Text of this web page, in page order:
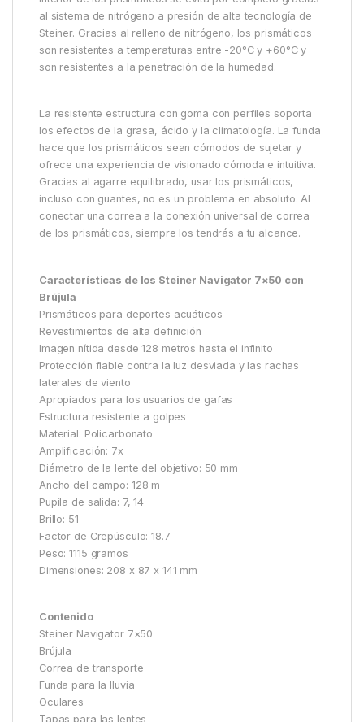
al sistema de nitrógeno a presión de alta tecnología de
Steiner. Gracias al relleno de nitrógeno, los prismáticos
son resistentes a temperaturas entre -20°C y +60°C y
son resistentes a la penetración de la humedad.
La resistente estructura con goma con perfiles soporta
los efectos de la grasa, ácido y la climatología. La funda
hace que los prismáticos sean cómodos de sujetar y
ofrece una experiencia de visionado cómoda e intuitiva.
Gracias al agarre equilibrado, usar los prismáticos,
incluso con guantes, no es un problema en absoluto. Al
conectar una correa a la conexión universal de correa
de los prismáticos, siempre los tendrás a tu alcance.
Características de los Steiner Navigator 7×50 con
Brújula
Prismáticos para deportes acuáticos
Revestimientos de alta definición
Imagen nítida desde 128 metros hasta el infinito
Protección fiable contra la luz desviada y las rachas
laterales de viento
Apropiados para los usuarios de gafas
Estructura resistente a golpes
Material: Policarbonato
Amplificación: 7x
Diámetro de la lente del objetivo: 50 mm
Ancho del campo: 128 m
Pupila de salida: 7, 14
Brillo: 51
Factor de Crepúsculo: 18.7
Peso: 1115 gramos
Dimensiones: 208 x 87 x 141 mm
Contenido
Steiner Navigator 7×50
Brújula
Correa de transporte
Funda para la lluvia
Oculares
Tapas para las lentes